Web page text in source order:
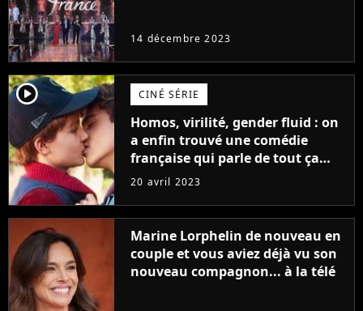
14 décembre 2023
player2 CINÉ SÉRIE
Homos, virilité, gender fluid : on
a enfin trouvé une comédie
française qui parle de tout ça
sans être super ringarde
20 avril 2023
Marine Lorphelin de nouveau en
couple et vous aviez déjà vu son
nouveau compagnon... à la télé